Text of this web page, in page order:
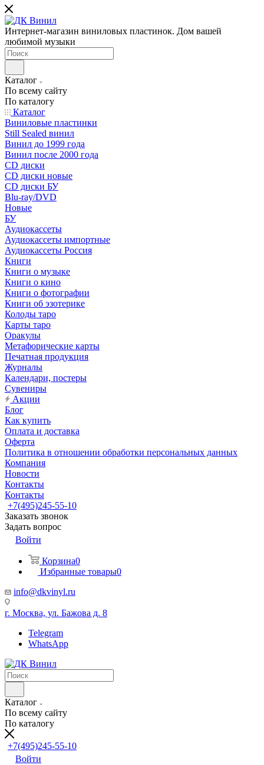
Интернет-магазин виниловых пластинок. Дом вашей
любимой музыки
Каталог
По всему сайту
По каталогу
Каталог
Виниловые пластинки
Still Sealed винил
Винил до 1999 года
Винил после 2000 года
CD диски
CD диски новые
CD диски БУ
Blu-ray/DVD
Новые
БУ
Аудиокассеты
Аудиокассеты импортные
Аудиокассеты Россия
Книги
Книги о музыке
Книги о кино
Книги о фотографии
Книги об эзотерике
Колоды таро
Карты таро
Оракулы
Метафорические карты
Печатная продукция
Журналы
Календари, постеры
Сувениры
Акции
Блог
Как купить
Оплата и доставка
Оферта
Политика в отношении обработки персональных данных
Компания
Новости
Контакты
Контакты
+7(495)245-55-10
Заказать звонок
Задать вопрос
Войти
Корзина0
Избранные товары0
info@dkvinyl.ru
г. Москва, ул. Бажова д. 8
Telegram
WhatsApp
Каталог
По всему сайту
По каталогу
+7(495)245-55-10
Войти